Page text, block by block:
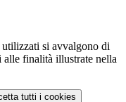
si avvalgono di
alle finalità illustrate nella
tutti i cookies